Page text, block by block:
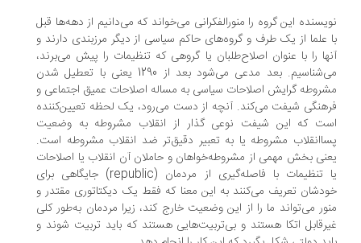
این گروه را منورالفکرانی می‌خواند که می‌دانیم از دهه‌ها قبل
علما از یک طرف و گروه‌های حاکم سیاسی از دیگر مرزبندی دارند و
را با عنوان اصلاح‌طلبان یا گروهی که تنظیمات را پیش می‌برند،
می‌شناسیم. بعد مدعی می‌شود بعد از 1290 یعنی با تعطیل شدن
گرایش اصلاحات سیاسی به مساله اصلاحات عمیق اجتماعی و
شیفت می‌کند. آنچه از دست می‌رود، یک لحظه تعیین‌کننده
که این شیفت نوعی گذار از انقلاب مشروطه به وضعیت
مشروطه یا به تعبیر دقیق‌تر ضد انقلاب مشروطه است.
بخش مهمی از مشروطه‌خواهان و حاملان آن انقلاب یا اصلاحات
یا تنظیمات با فاصله‌گیری از مردمان (republic) جایگاهی برای
تعریف می‌کنند به این معنا که فقط یک دیکتاتوری مقتدر و
می‌تواند ما را از این وضعیت خارج کند، زیرا مردمان به‌طور کلی
اتکا هستند و بی‌تربیت‌هایی هستند که باید تربیت شوند و